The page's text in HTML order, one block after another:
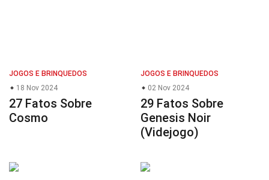
JOGOS E BRINQUEDOS
18 Nov 2024
27 Fatos Sobre
Cosmo
JOGOS E BRINQUEDOS
02 Nov 2024
29 Fatos Sobre
Genesis Noir
(Videjogo)